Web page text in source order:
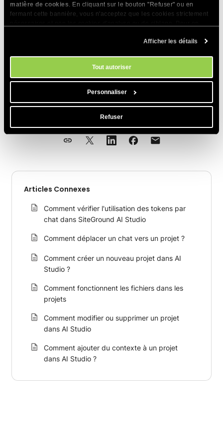
matière de cookies . En cliquant sur le bouton "Refuser" ou en
fermant cette bannière, vous n'acceptez que les cookies strictement
. Vous pouvez gérer vos préférences
Afficher les détails
Tout autoriser
Personnaliser
Refuser
les fichiersdepuis le champ de chat.
Articles Connexes
Comment vérifier l'utilisation des tokens par
chat dans SiteGround AI Studio
Comment déplacer un chat vers un projet ?
Comment créer un nouveau projet dans AI
Studio ?
Comment fonctionnent les fichiers dans les
projets
Comment modifier ou supprimer un projet
dans AI Studio
Comment ajouter du contexte à un projet
dans AI Studio ?